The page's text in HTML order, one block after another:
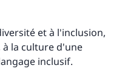
et à l'inclusion,
la culture d'une
inclusif.